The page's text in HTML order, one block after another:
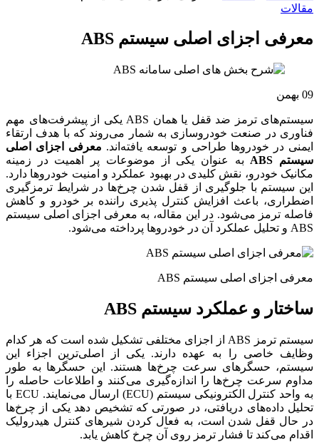
مقالات
معرفی اجزای اصلی سیستم ABS
09 بهمن
سیستم‌های ترمز ضد قفل یا همان ABS یکی از پیشرفت‌های مهم
فناوری در صنعت خودروسازی به شمار می‌روند که با هدف ارتقاء
ایمنی در خودروها طراحی و توسعه یافته‌اند. معرفی اجزای اصلی
سیستم ABS
به عنوان یکی از موضوعات پر اهمیت در زمینه
مکانیک خودرو، نقش کلیدی در بهبود عملکرد و امنیت خودروها دارد.
این سیستم با جلوگیری از قفل شدن چرخ‌ها در شرایط ترمزگیری
اضطراری، باعث افزایش کنترل پذیری راننده بر خودرو و کاهش
فاصله ترمز می‌شود. در این مقاله، به معرفی اجزای اصلی سیستم
ABS و تحلیل عملکرد آن در خودروها پرداخته می‌شود.
معرفی اجزای اصلی سیستم ABS
ساختار و عملکرد سیستم ABS
سیستم ترمز ABS از اجزای مختلفی تشکیل شده است که هر کدام
وظایف خاصی را به عهده دارند. یکی از اصلی‌ترین اجزاء این
سیستم، حسگرهای سرعت چرخ‌ها هستند. این حسگرها به طور
مداوم سرعت چرخ‌ها را اندازه‌گیری می‌کنند و اطلاعات حاصله را
به واحد کنترل الکترونیکی سیستم (ECU) ارسال می‌نمایند. ECU با
تحلیل داده‌های دریافتی، در صورتی که تشخیص دهد یکی از چرخ‌ها
در حال قفل شدن است، به فعال کردن شیرهای کنترل هیدرولیک
اقدام می‌کند تا فشار ترمز روی آن چرخ کاهش یابد.